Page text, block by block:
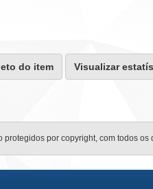
do item Visualizar
protegidos por copyright, com todos